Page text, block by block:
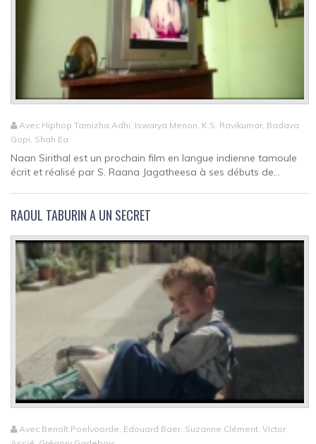
Avec Hiphop Tamizha Adhi, Iswarya Menon, K.S. Ravikumar, Badava
Gopi, Shah Ea
Naan Sirithal est un prochain film en langue indienne tamoule
écrit et réalisé par S. Raana Jagatheesa à ses débuts de...
RAOUL TABURIN A UN SECRET
Avec Benoît Poelvoorde, Edouard Baer, Suzanne Clément, Victor